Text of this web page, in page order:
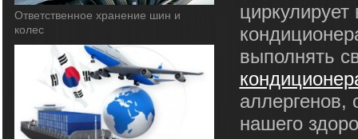
Ответственное хранение шин и
колес
выполнять
аллергенов,
нашего